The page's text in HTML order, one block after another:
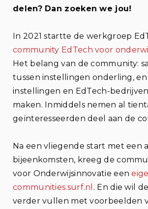
delen? Dan zoeken we jou!
In 2021 startte de werkgroep
community EdTech voor
Het belang van de community:
tussen instellingen onderling,
instellingen en EdTech-
maken. Inmiddels nemen al
geïnteresseerden deel aan de
Na een vliegende start met een
bijeenkomsten, kreeg de
voor Onderwijsinnovatie een
communities.surf.nl . En die wil
verder vullen met voorbeelden